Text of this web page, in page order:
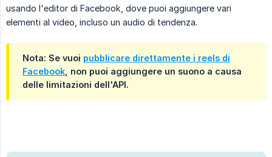
usando l'editor di Facebook, dove puoi aggiungere vari
elementi al video, incluso un audio di tendenza.
Nota: Se vuoi pubblicare direttamente i reels di
Facebook , non puoi aggiungere un suono a causa
delle limitazioni dell'API.